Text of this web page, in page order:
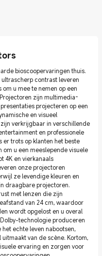
bioscoopervaringen thuis.
contrast leveren
u mee te nemen op een
zijn multimedia-
projecteren op een
en visueel
verkrijgbaar in verschillende
en professionele
er trots op klanten het beste
u een meeslepende visuele
4K en vierkanaals
onze projectoren
ze levendige kleuren en
draagbare projectoren.
met lenzen die zijn
van 24 cm, waardoor
wordt opgelost en u overal
technologie produceren
echte leven nabootsen,
van de scène. Kortom,
ervaring en zorgen voor